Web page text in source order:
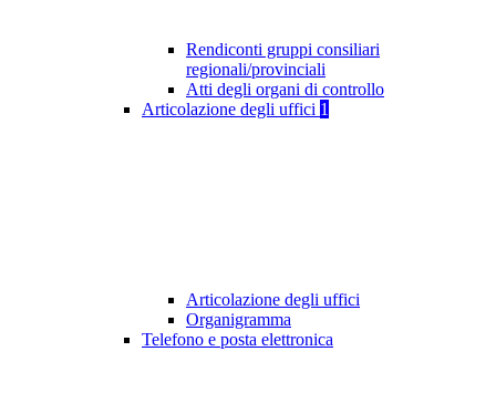
Rendiconti gruppi consiliari
regionali/provinciali
Atti degli organi di controllo
Articolazione degli uffici 1
Articolazione degli uffici
Organigramma
Telefono e posta elettronica